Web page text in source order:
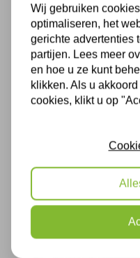
Uitvoerdatum:
Hoekwoning
Wij gebruiken
optimaliseren, het
gerichte advertenties
partijen. Lees meer
en hoe u ze kunt
klikken. Als u
cookies, klikt u op